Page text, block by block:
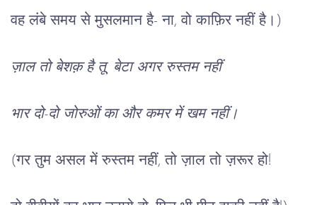
वह लंबे समय से मुसलमान है- ना, वो काफ़िर नहीं है। )
ज़ाल तो बेशक़ है तू, बेटा अगर रुस्तम नहीं
भार दो-दो जोरुओं का और कमर में खम नहीं।
(गर तुम असल में रुस्तम नहीं, तो ज़ाल तो ज़रूर हो!